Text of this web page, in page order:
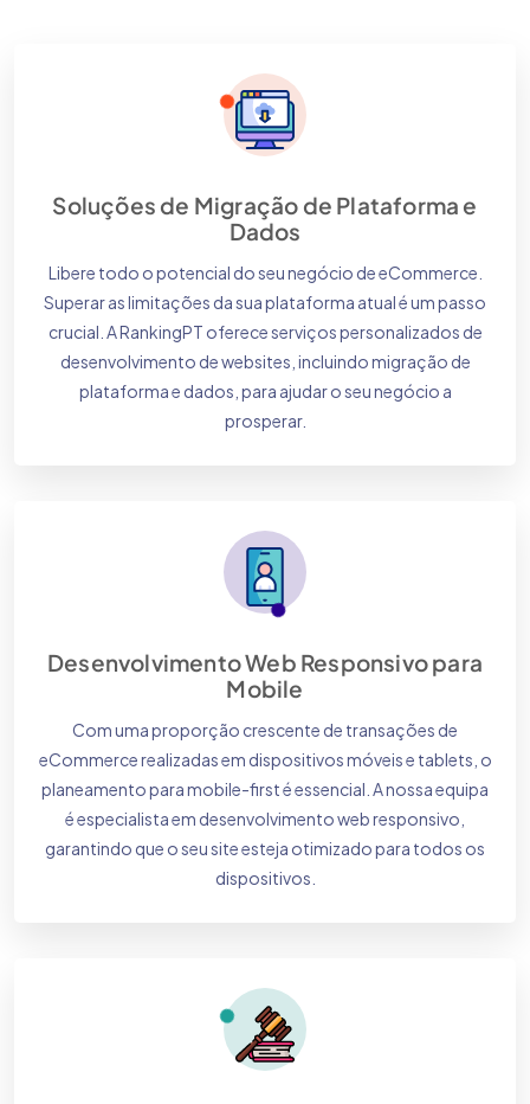
Soluções de Migração de Plataforma e
Dados
Libere todo o potencial do seu negócio de eCommerce.
Superar as limitações da sua plataforma atual é um passo
crucial. A RankingPT oferece serviços personalizados de
desenvolvimento de websites, incluindo migração de
plataforma e dados, para ajudar o seu negócio a
prosperar.
Desenvolvimento Web Responsivo para
Mobile
Com uma proporção crescente de transações de
eCommerce realizadas em dispositivos móveis e tablets, o
planeamento para mobile-first é essencial. A nossa equipa
é especialista em desenvolvimento web responsivo,
garantindo que o seu site esteja otimizado para todos os
dispositivos.